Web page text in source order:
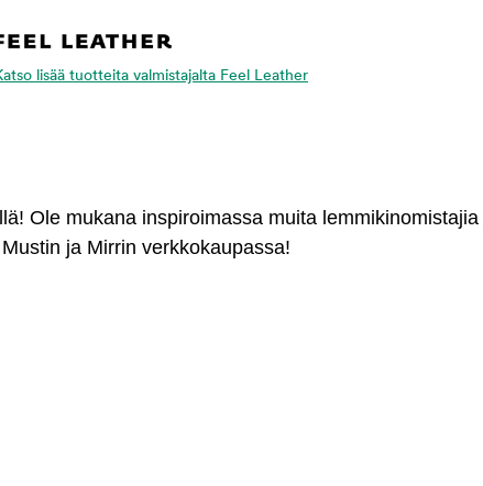
lisää tuotteita valmistajalta Feel Leather
Ole mukana inspiroimassa muita
ja Mirrin verkkokaupassa!